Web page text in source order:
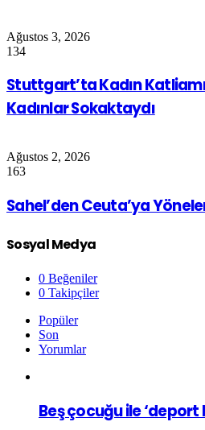
Ağustos 3, 2026
134
Stuttgart’ta Kadın
Kadınlar Sokaktaydı
Ağustos 2, 2026
163
Sahel’den Ceuta’ya
Sosyal Medya
0 Beğeniler
0 Takipçiler
Popüler
Son
Yorumlar
Beş çocuğu ile ‘deport